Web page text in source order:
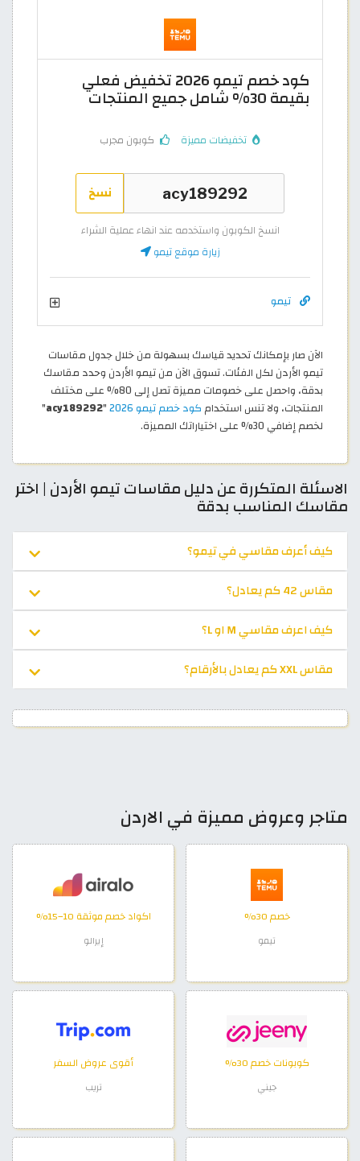
كود خصم تيمو 2026 تخفيض فعلي
بقيمة 30% شامل جميع المنتجات
تخفيضات مميزة كوبون مجرب
نسخ
انسخ الكوبون واستخدمه عند انهاء عملية الشراء
زيارة موقع تيمو
تيمو
الآن صار بإمكانك تحديد قياسك بسهولة من خلال جدول مقاسات
تيمو الأردن لكل الفئات. تسوق الآن من تيمو الأردن وحدد مقاسك
بدقة، واحصل على خصومات مميزة تصل إلى 80% على مختلف
المنتجات، ولا تنس استخدام كود خصم تيمو 2026 "
acy189292
"
لخصم إضافي 30% على اختياراتك المميزة.
الاسئلة المتكررة عن دليل مقاسات تيمو الأردن | اختر
مقاسك المناسب بدقة
كيف أعرف مقاسي في تيمو؟
مقاس 42 كم يعادل؟
كيف اعرف مقاسي M او L؟
مقاس XXL كم يعادل بالأرقام؟
متاجر وعروض مميزة في الاردن
خصم 30%
تيمو
اكواد خصم موثقة 10–15%
إيرالو
كوبونات خصم 30%
جيني
أقوى عروض السفر
تريب